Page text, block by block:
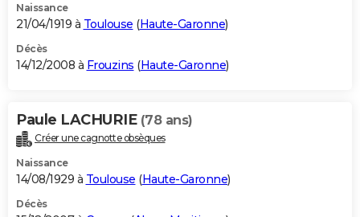
Naissance
21/04/1919 à Toulouse (Haute-Garonne)
Décès
14/12/2008 à Frouzins (Haute-Garonne)
Paule LACHURIE (78 ans)
Créer une cagnotte obsèques
Naissance
14/08/1929 à Toulouse (Haute-Garonne)
Décès